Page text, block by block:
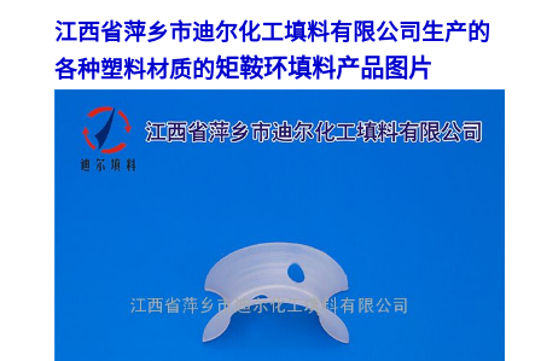
江西省萍乡市迪尔化工填料有限公司生产的
各种塑料材质的矩鞍环填料产品图片